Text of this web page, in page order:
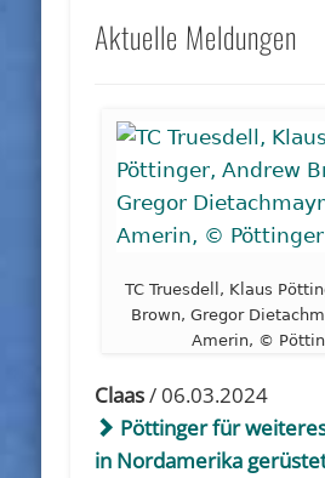
Aktuelle Meldungen
TC Truesdell, Klaus
Brown, Gregor
Amerin, ©
Claas/ 06.03.2024
Pöttinger für
in Nordamerika